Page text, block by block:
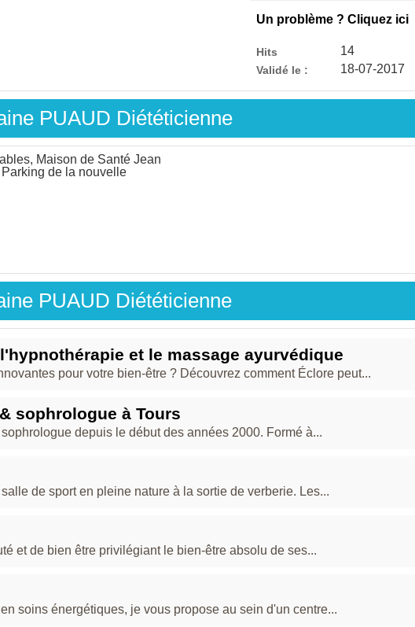
Un problème ? Cliquez ici
Hits 14
Validé le : 18-07-2017
PUAUD Diététicienne
Maison de Santé Jean
de la nouvelle
PUAUD Diététicienne
et le massage ayurvédique
pour votre bien-être ? Découvrez comment Éclore peut...
sophrologue à Tours
depuis le début des années 2000. Formé à...
de sport en pleine nature à la sortie de verberie. Les...
et de bien être privilégiant le bien-être absolu de ses...
soins énergétiques, je vous propose au sein d'un centre...